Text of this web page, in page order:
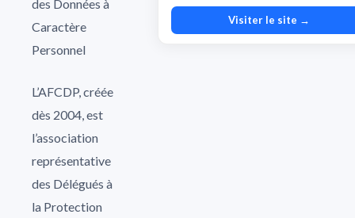
des Données à
Caractère
Personnel
L’AFCDP, créée
dès 2004, est
l’association
représentative
des Délégués à
la Protection
Visiter le site →